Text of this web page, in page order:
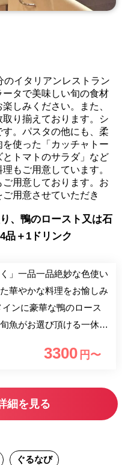
イタリアンレストラン
ータで美味しい旬の食材
しみください。また、
り揃えております。シ
。パスタの他にも、柔
使った「カッチャトー
トマトのサラダ」など
もご用意しています。
用意しております。お
用意させていただき
、鴨のロースト又は石
品＋1ドリンク
」一品一品絶妙な色使い
華やかな料理をお愉しみ
ンに豪華な鴨のロース
魚がお選び頂ける一休限
囲まれた居心地の良い空
だけます） 生ビール、
3300 円〜
細を見る
ぐるなび